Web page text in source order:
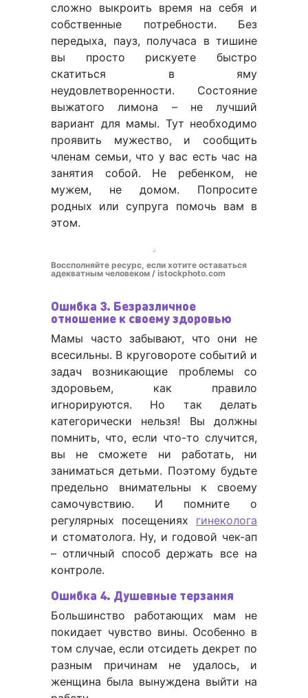
сложно выкроить время на себя и
собственные потребности. Без
передыха, пауз, получаса в тишине
вы просто рискуете быстро
скатиться в яму
неудовлетворенности. Состояние
выжатого лимона – не лучший
вариант для мамы. Тут необходимо
проявить мужество, и сообщить
членам семьи, что у вас есть час на
занятия собой. Не ребенком, не
мужем, не домом. Попросите
родных или супруга помочь вам в
этом.
Воссполняйте ресурс, если хотите оставаться
адекватным человеком / istockphoto.com
Ошибка 3. Безразличное
отношение к своему здоровью
Мамы часто забывают, что они не
всесильны. В круговороте событий и
задач возникающие проблемы со
здоровьем, как правило
игнорируются. Но так делать
категорически нельзя! Вы должны
помнить, что, если что-то случится,
вы не сможете ни работать, ни
заниматься детьми. Поэтому будьте
предельно внимательны к своему
самочувствию. И помните о
регулярных посещениях гинеколога
и стоматолога. Ну, и годовой чек-ап
– отличный способ держать все на
контроле.
Ошибка 4. Душевные терзания
Большинство работающих мам не
покидает чувство вины. Особенно в
том случае, если отсидеть декрет по
разным причинам не удалось, и
женщина была вынуждена выйти на